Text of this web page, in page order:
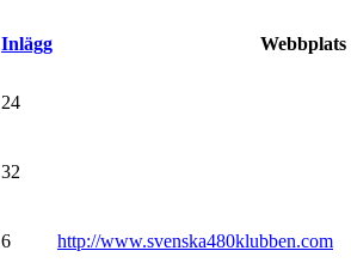
Inlägg Webbplats
24
32
6 http://www.svenska480klubben.com